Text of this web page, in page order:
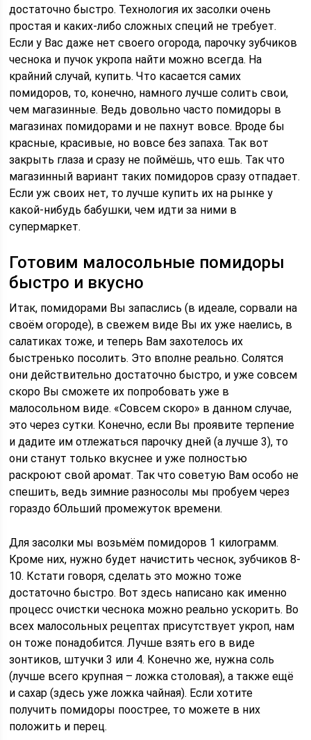
достаточно быстро. Технология их засолки очень
простая и каких-либо сложных специй не требует.
Если у Вас даже нет своего огорода, парочку зубчиков
чеснока и пучок укропа найти можно всегда. На
крайний случай, купить. Что касается самих
помидоров, то, конечно, намного лучше солить свои,
чем магазинные. Ведь довольно часто помидоры в
магазинах помидорами и не пахнут вовсе. Вроде бы
красные, красивые, но вовсе без запаха. Так вот
закрыть глаза и сразу не поймёшь, что ешь. Так что
магазинный вариант таких помидоров сразу отпадает.
Если уж своих нет, то лучше купить их на рынке у
какой-нибудь бабушки, чем идти за ними в
супермаркет.
Готовим малосольные помидоры
быстро и вкусно
Итак, помидорами Вы запаслись (в идеале, сорвали на
своём огороде), в свежем виде Вы их уже наелись, в
салатиках тоже, и теперь Вам захотелось их
быстренько посолить. Это вполне реально. Солятся
они действительно достаточно быстро, и уже совсем
скоро Вы сможете их попробовать уже в
малосольном виде. «Совсем скоро» в данном случае,
это через сутки. Конечно, если Вы проявите терпение
и дадите им отлежаться парочку дней (а лучше 3), то
они станут только вкуснее и уже полностью
раскроют свой аромат. Так что советую Вам особо не
спешить, ведь зимние разносолы мы пробуем через
гораздо бОльший промежуток времени.
Для засолки мы возьмём помидоров 1 килограмм.
Кроме них, нужно будет начистить чеснок, зубчиков 8-
10. Кстати говоря, сделать это можно тоже
достаточно быстро. Вот здесь написано как именно
процесс очистки чеснока можно реально ускорить. Во
всех малосольных рецептах присутствует укроп, нам
он тоже понадобится. Лучше взять его в виде
зонтиков, штучки 3 или 4. Конечно же, нужна соль
(лучше всего крупная – ложка столовая), а также ещё
и сахар (здесь уже ложка чайная). Если хотите
получить помидоры поострее, то можете в них
положить и перец.